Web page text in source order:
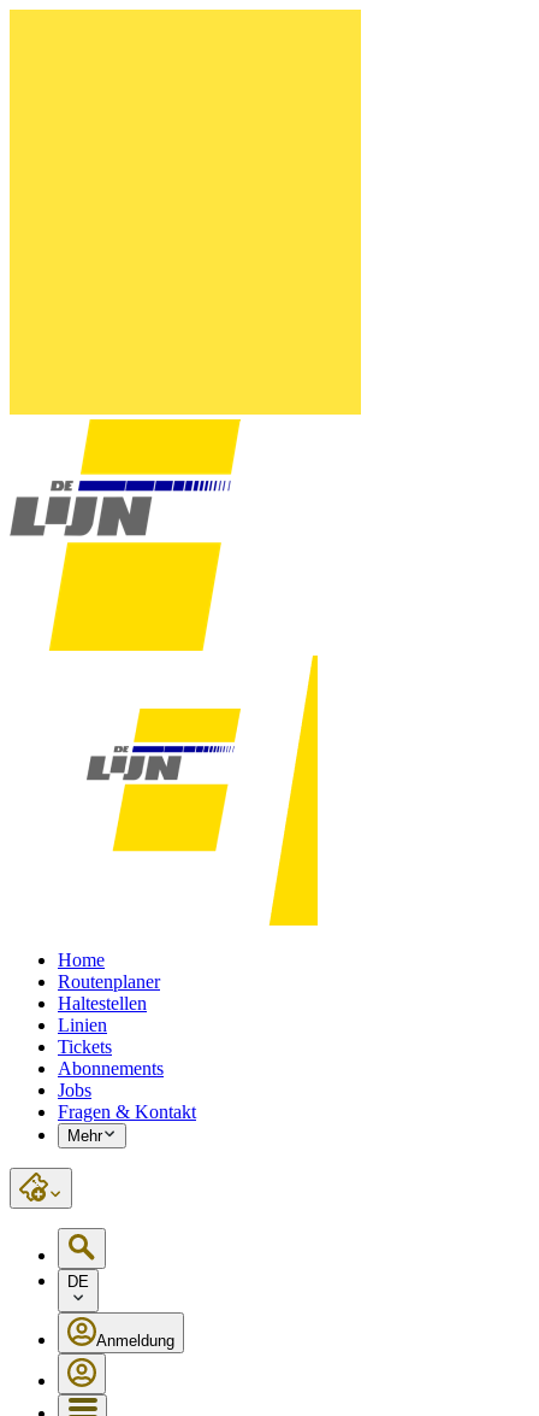
Home
Routenplaner
Haltestellen
Linien
Tickets
Abonnements
Jobs
Fragen & Kontakt
Mehr
DE
Anmeldung